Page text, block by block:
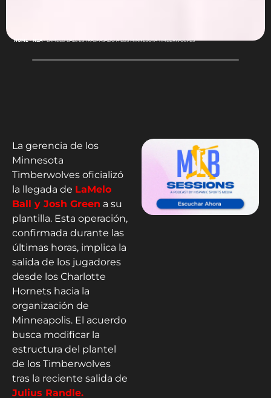
HOME-NBA-LAMELO BALL ES TRASPASADO A LOS MINNESOTA TIMBERWOLVES
La gerencia de los
Minnesota
Timberwolves oficializó
la llegada de LaMelo
Ball y Josh Green a su
plantilla. Esta operación,
confirmada durante las
últimas horas, implica la
salida de los jugadores
desde los Charlotte
Hornets hacia la
organización de
Minneapolis. El acuerdo
busca modificar la
estructura del plantel
de los Timberwolves
tras la reciente salida de
Julius Randle.